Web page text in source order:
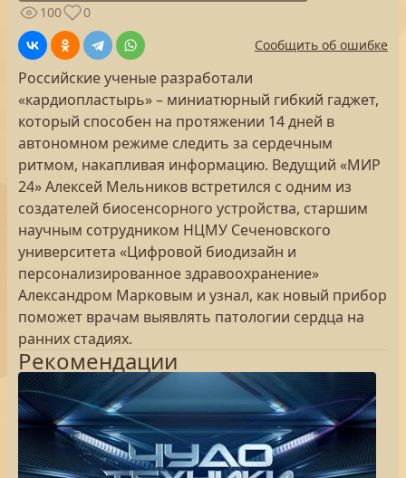
100
0
Сообщить об ошибке
Российские ученые разработали
«кардиопластырь» – миниатюрный гибкий гаджет,
который способен на протяжении 14 дней в
автономном режиме следить за сердечным
ритмом, накапливая информацию. Ведущий «МИР
24» Алексей Мельников встретился с одним из
создателей биосенсорного устройства, старшим
научным сотрудником НЦМУ Сеченовского
университета «Цифровой биодизайн и
персонализированное здравоохранение»
Александром Марковым и узнал, как новый прибор
поможет врачам выявлять патологии сердца на
ранних стадиях.
Рекомендации